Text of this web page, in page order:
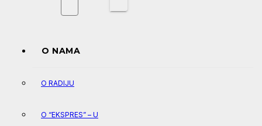
O NAMA
O RADIJU
O “EKSPRES” – U